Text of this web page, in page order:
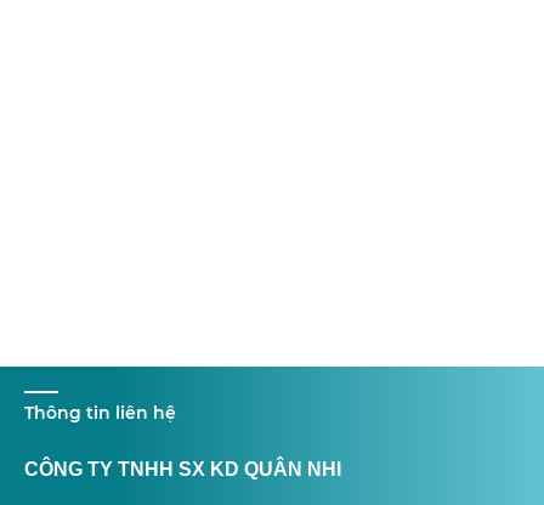
Thông tin liên hệ
CÔNG TY TNHH SX KD QUÂN NHI